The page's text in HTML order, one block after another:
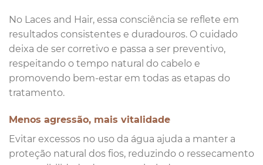
No Laces and Hair, essa consciência se reflete em
resultados consistentes e duradouros. O cuidado
deixa de ser corretivo e passa a ser preventivo,
respeitando o tempo natural do cabelo e
promovendo bem-estar em todas as etapas do
tratamento.
Menos agressão, mais vitalidade
Evitar excessos no uso da água ajuda a manter a
proteção natural dos fios, reduzindo o ressecamento